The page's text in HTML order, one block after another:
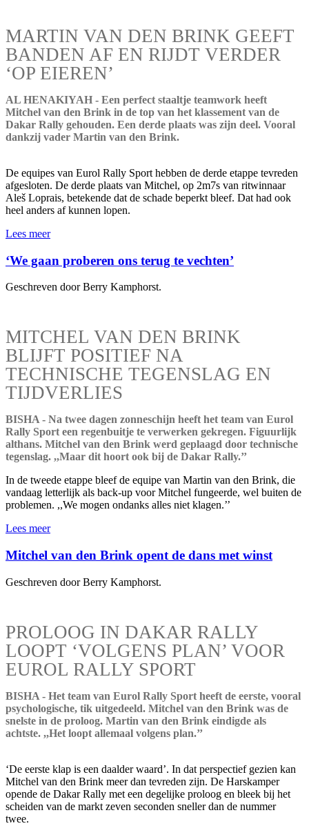
MARTIN VAN DEN BRINK GEEFT
BANDEN AF EN RIJDT VERDER
‘OP EIEREN’
AL HENAKIYAH - Een perfect staaltje teamwork heeft
Mitchel van den Brink in de top van het klassement van de
Dakar Rally gehouden. Een derde plaats was zijn deel. Vooral
dankzij vader Martin van den Brink.
De equipes van Eurol Rally Sport hebben de derde etappe tevreden
afgesloten. De derde plaats van Mitchel, op 2m7s van ritwinnaar
Aleš Loprais, betekende dat de schade beperkt bleef. Dat had ook
heel anders af kunnen lopen.
Lees meer
‘We gaan proberen ons terug te vechten’
Geschreven door Berry Kamphorst.
MITCHEL VAN DEN BRINK
BLIJFT POSITIEF NA
TECHNISCHE TEGENSLAG EN
TIJDVERLIES
BISHA - Na twee dagen zonneschijn heeft het team van Eurol
Rally Sport een regenbuitje te verwerken gekregen. Figuurlijk
althans. Mitchel van den Brink werd geplaagd door technische
tegenslag. ,,Maar dit hoort ook bij de Dakar Rally.’’
In de tweede etappe bleef de equipe van Martin van den Brink, die
vandaag letterlijk als back-up voor Mitchel fungeerde, wel buiten de
problemen. ,,We mogen ondanks alles niet klagen.’’
Lees meer
Mitchel van den Brink opent de dans met winst
Geschreven door Berry Kamphorst.
PROLOOG IN DAKAR RALLY
LOOPT ‘VOLGENS PLAN’ VOOR
EUROL RALLY SPORT
BISHA - Het team van Eurol Rally Sport heeft de eerste, vooral
psychologische, tik uitgedeeld. Mitchel van den Brink was de
snelste in de proloog. Martin van den Brink eindigde als
achtste. ,,Het loopt allemaal volgens plan.’’
‘De eerste klap is een daalder waard’. In dat perspectief gezien kan
Mitchel van den Brink meer dan tevreden zijn. De Harskamper
opende de Dakar Rally met een degelijke proloog en bleek bij het
scheiden van de markt zeven seconden sneller dan de nummer
twee.